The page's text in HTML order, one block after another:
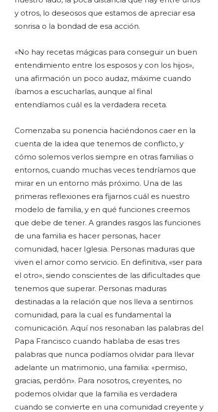
y otros, lo deseosos que estamos de apreciar esa
sonrisa o la bondad de esa acción.
«No hay recetas mágicas para conseguir un buen
entendimiento entre los esposos y con los hijos»,
una afirmación un poco audaz, máxime cuando
íbamos a escucharlas, aunque al final
entendíamos cuál es la verdadera receta.
Comenzaba su ponencia haciéndonos caer en la
cuenta de la idea que tenemos de conflicto, y
cómo solemos verlos siempre en otras familias o
entornos, cuando muchas veces tendríamos que
mirar en un entorno más próximo. Una de las
primeras reflexiones era fijarnos cuál es nuestro
modelo de familia, y en qué funciones creemos
que debe de tener. A grandes rasgos las funciones
de una familia es hacer personas, hacer
comunidad, hacer Iglesia. Personas maduras que
viven el amor como servicio. En definitiva, «ser para
el otro», siendo conscientes de las dificultades que
tenemos que superar. Personas maduras
destinadas a la relación que nos lleva a sentirnos
comunidad, para la cual es fundamental la
comunicación. Aquí nos resonaban las palabras del
Papa Francisco cuando hablaba de esas tres
palabras que nunca podíamos olvidar para llevar
adelante un matrimonio, una familia: «permiso,
gracias, perdón». Para nosotros, creyentes, no
podemos olvidar que la familia es verdadera
cuando se convierte en una comunidad creyente y